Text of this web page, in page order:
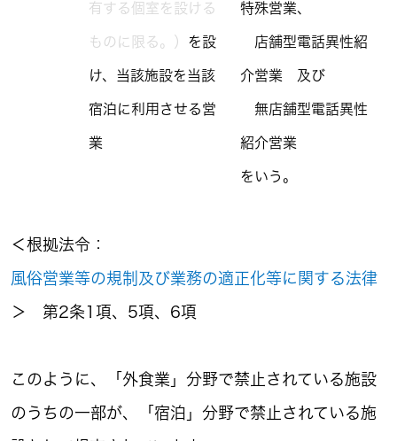
有する個室を設ける
ものに限る。） を設
け、当該施設を当該
宿泊に利用させる営
業
特殊営業、
店舗型電話異性紹
介営業 及び
無店舗型電話異性
紹介営業
をいう。
＜根拠法令：
風俗営業等の規制及び業務の適正化等に関する法律
＞ 第2条1項、5項、6項
このように、「外食業」分野で禁止されている施設
のうちの一部が、「宿泊」分野で禁止されている施